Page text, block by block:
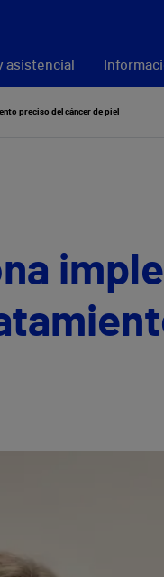
asistencial
preciso del cáncer de piel